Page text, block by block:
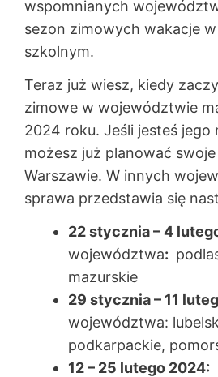
wspomnianych
sezon zimowych wakacje
szkolnym.
Teraz już wiesz, kiedy
zimowe w województwie
2024 roku. Jeśli jesteś jego
możesz już planować
Warszawie. W innych
sprawa przedstawia się
22 stycznia – 4
województwa:
mazurskie
29 stycznia – 11
województwa:
podkarpackie,
12 – 25 lutego 2024: